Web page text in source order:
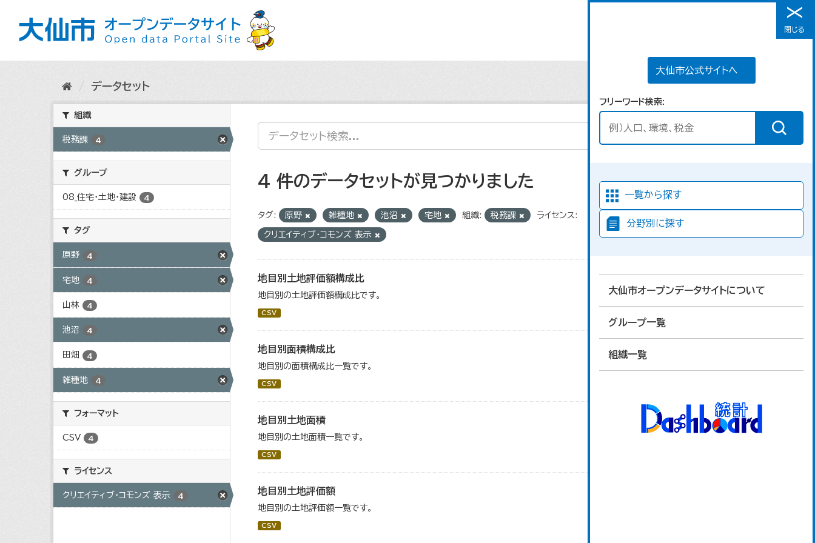
メニュー
大仙市公式サイトへ
フリーワード検索
一覧から探す
分野別に探す
大仙市オープンデータサイトについて
グループ一覧
組織一覧
閉じる
データセット
組織
税務課 4
グループ
08_住宅・土地・建設 4
タグ
原野 4
宅地 4
山林 4
池沼 4
田畑 4
雑種地 4
フォーマット
CSV 4
ライセンス
クリエイティブ・コモンズ 表示 4
4 件のデータセットが見つかりました
タグ: 原野 雑種地 池沼 宅地 組織: 税務課 ライセンス:
クリエイティブ・コモンズ 表示
地目別土地評価額構成比
地目別の土地評価額構成比です。
CSV
地目別面積構成比
地目別の面積構成比一覧です。
CSV
地目別土地面積
地目別の土地面積一覧です。
CSV
地目別土地評価額
地目別の土地評価額一覧です。
CSV